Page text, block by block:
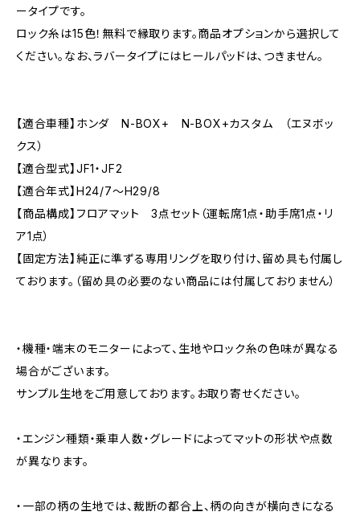
ータイプです。
ロック糸は15色！無料で縁取ります。商品オプションから選択して
ください。なお、ラバータイプにはヒールパッドは、つきません。
【適合車種】ホンダ N-BOX+ N-BOX+カスタム （エヌボッ
クス）
【適合型式】JF1・JF2
【適合年式】H24/7〜H29/8
【商品構成】フロアマット 3点セット（運転席1点・助手席1点・リ
ア1点）
【固定方法】純正に準ずる専用リングを取り付け、留め具も付属し
ております。（留め具の必要のない商品には付属しておりません）
・機種・端末のモニターによって、生地やロック糸の色味が異なる
場合がございます。
サンプル生地をご用意しております。お取り寄せください。
・エンジン種類・乗車人数・グレードによってマットの形状や点数
が異なります。
・一部の柄の生地では、裁断の都合上、柄の向きが横向きになる